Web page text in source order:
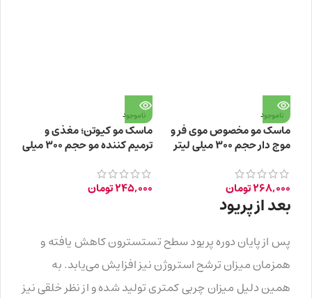
ناموجود
ماسک مو مخصوص موی فر و
موج دار حجم ۳۰۰ میلی لیتر
268,000تومان
ناموجود
ماسک مو کیوتن؛ مغذی و
ترمیم کننده مو حجم ۳۰۰ میلی
245,000تومان
بعد از پریود
پس از پایان دوره پریود سطح تستسترون کاهش یافته و
همزمان میزان ترشح استروژن نیز افزایش می‌یابد. به
همین دلیل میزان چربی کمتری تولید شده و از نظر خلقی نیز